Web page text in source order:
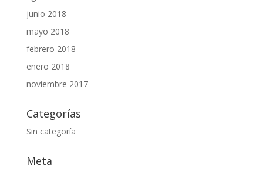
junio 2018
mayo 2018
febrero 2018
enero 2018
noviembre 2017
Categorías
Sin categoría
Meta